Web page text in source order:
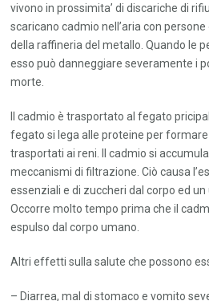
vivono in prossimita’ di discariche di
scaricano cadmio nell’aria con
della raffineria del metallo. Quando le
esso può danneggiare severamente i
morte.
Il cadmio è trasportato al fegato
fegato si lega alle proteine per
trasportati ai reni. Il cadmio si
meccanismi di filtrazione. Ciò causa
essenziali e di zuccheri dal corpo ed
Occorre molto tempo prima che il
espulso dal corpo umano.
Altri effetti sulla salute che possono
– Diarrea, mal di stomaco e vomito